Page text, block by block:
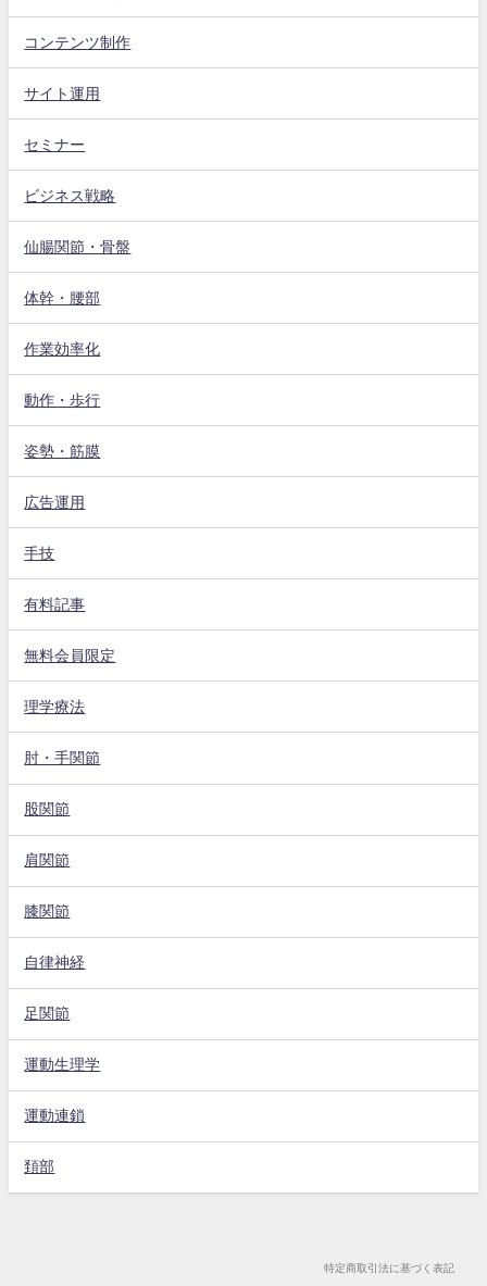
コンテンツ制作
サイト運用
セミナー
ビジネス戦略
仙腸関節・骨盤
体幹・腰部
作業効率化
動作・歩行
姿勢・筋膜
広告運用
手技
有料記事
無料会員限定
理学療法
肘・手関節
股関節
肩関節
膝関節
自律神経
足関節
運動生理学
運動連鎖
頚部
特定商取引法に基づく表記